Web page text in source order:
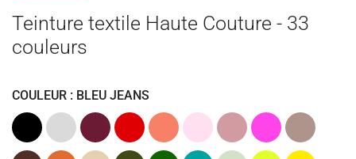
Teinture textile Haute Couture - 33
couleurs
COULEUR : BLEU JEANS
Noir
Gris
clair
BordeauxRouge Corail Rose
pastel
Rose
(Vieux)
Rose
fuchsia
Taupe
(Marron)